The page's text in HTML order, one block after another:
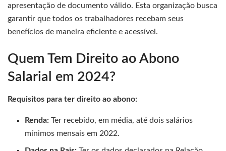
apresentação de documento válido. Esta organização busca
garantir que todos os trabalhadores recebam seus
benefícios de maneira eficiente e acessível.
Quem Tem Direito ao Abono
Salarial em 2024?
Requisitos para ter direito ao abono:
Renda: Ter recebido, em média, até dois salários
mínimos mensais em 2022.